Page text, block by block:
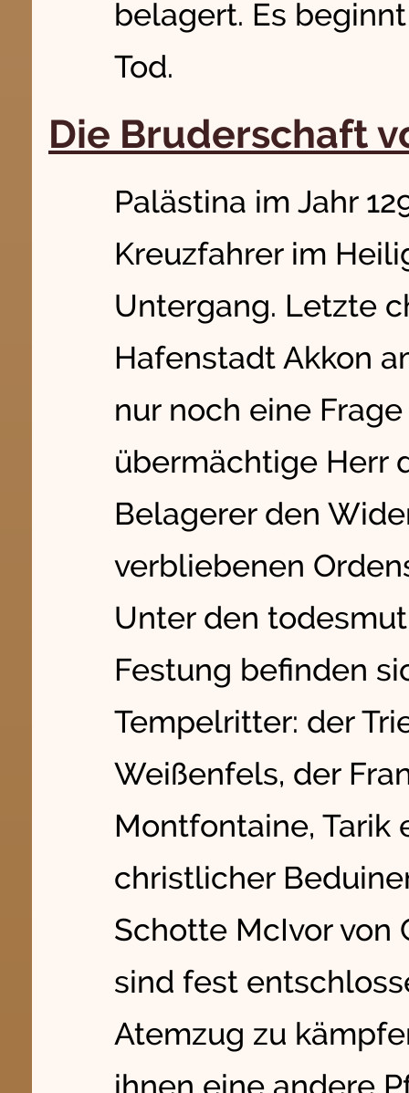
belagert. Es
Tod.
Die Bruderschaft
Palästina im Jahr
Kreuzfahrer im
Untergang. Letzte
Hafenstadt Akkon
nur noch eine
übermächtige Herr
Belagerer den
verbliebenen
Unter den
Festung befinden
Tempelritter: der
Weißenfels, der
Montfontaine, Tarik
christlicher
Schotte McIvor von
sind fest
Atemzug zu
ihnen eine andere